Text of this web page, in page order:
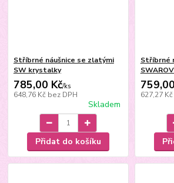
Stříbrné náušnice se zlatými
SW krystalky
785,00 Kč/ks
648,76 Kč bez DPH
Skladem
Přidat do košíku
Stříbrné
627,27 Kč